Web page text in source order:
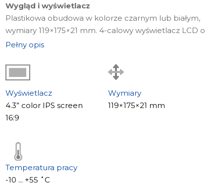
Wygląd i wyświetlacz
Plastikowa obudowa w kolorze czarnym lub białym,
wymiary 119×175×21 mm. 4-calowy wyświetlacz LCD o
rozdzielczości 480×272 pikseli.
Pełny opis
Wyświetlacz
4.3” color IPS screen
16:9
Wymiary
119×175×21 mm
Temperatura pracy
-10 ... +55 ˚C